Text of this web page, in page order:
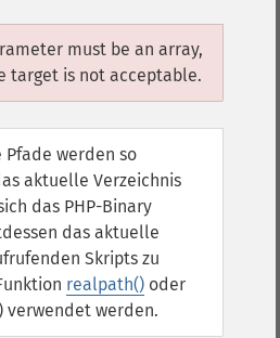
must be an array,
target is not acceptable.
Pfade werden so
aktuelle Verzeichnis
das PHP-Binary
das aktuelle
Skripts zu
realpath() oder
verwendet werden.